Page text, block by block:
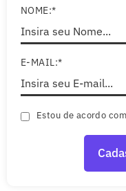
NOME:*
E-MAIL:*
Estou de acordo